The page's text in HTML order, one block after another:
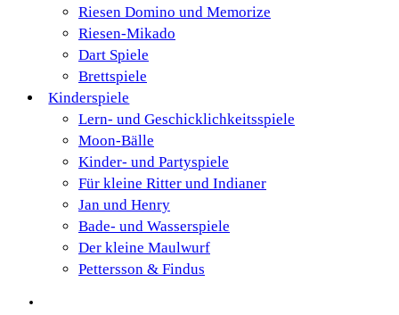
Riesen Domino und Memorize
Riesen-Mikado
Dart Spiele
Brettspiele
Kinderspiele
Lern- und Geschicklichkeitsspiele
Moon-Bälle
Kinder- und Partyspiele
Für kleine Ritter und Indianer
Jan und Henry
Bade- und Wasserspiele
Der kleine Maulwurf
Pettersson & Findus